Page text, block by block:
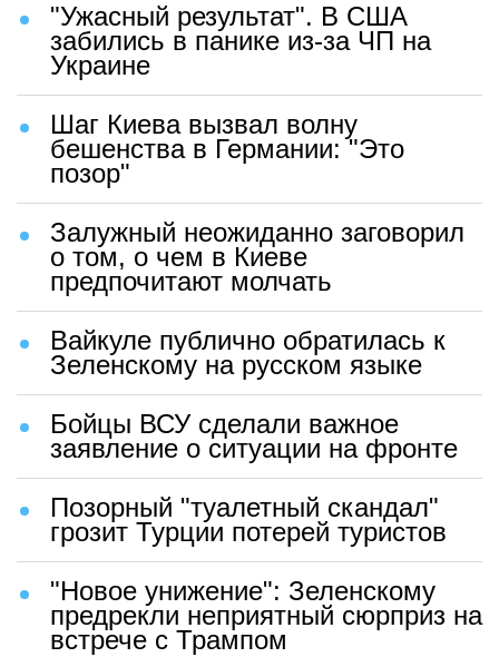
"Ужасный результат". В США
забились в панике из-за ЧП на
Украине
Шаг Киева вызвал волну
бешенства в Германии: "Это
позор"
Залужный неожиданно заговорил
о том, о чем в Киеве
предпочитают молчать
Вайкуле публично обратилась к
Зеленскому на русском языке
Бойцы ВСУ сделали важное
заявление о ситуации на фронте
Позорный "туалетный скандал"
грозит Турции потерей туристов
"Новое унижение": Зеленскому
предрекли неприятный сюрприз на
встрече с Трампом